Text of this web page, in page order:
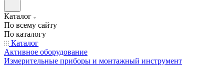
Каталог
По всему сайту
По каталогу
Каталог
Активное оборудование
Измерительные приборы и монтажный инструмент